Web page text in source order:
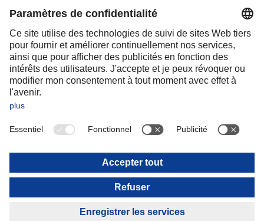
Romania
Slovakia
Spain
Sweden
Switzerland(DE FR)
Turkey
OCEANIA